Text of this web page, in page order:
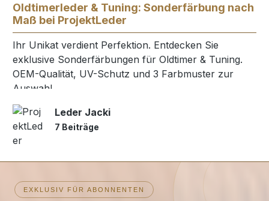
Oldtimerleder & Tuning: Sonderfärbung nach
Maß bei ProjektLeder
Ihr Unikat verdient Perfektion. Entdecken Sie
exklusive Sonderfärbungen für Oldtimer & Tuning.
OEM-Qualität, UV-Schutz und 3 Farbmuster zur
Auswahl.
Leder Jacki
7 Beiträge
EXKLUSIV FÜR ABONNENTEN